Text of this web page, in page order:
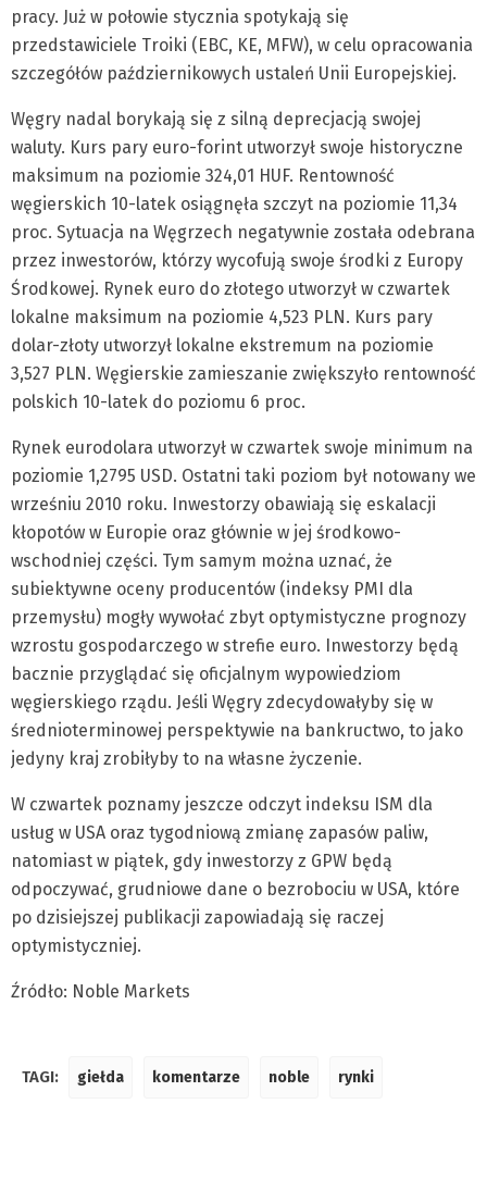
pracy. Już w połowie stycznia spotykają się
przedstawiciele Troiki (EBC, KE, MFW), w celu opracowania
szczegółów październikowych ustaleń Unii Europejskiej.
Węgry nadal borykają się z silną deprecjacją swojej
waluty. Kurs pary euro-forint utworzył swoje historyczne
maksimum na poziomie 324,01 HUF. Rentowność
węgierskich 10-latek osiągnęła szczyt na poziomie 11,34
proc. Sytuacja na Węgrzech negatywnie została odebrana
przez inwestorów, którzy wycofują swoje środki z Europy
Środkowej. Rynek euro do złotego utworzył w czwartek
lokalne maksimum na poziomie 4,523 PLN. Kurs pary
dolar-złoty utworzył lokalne ekstremum na poziomie
3,527 PLN. Węgierskie zamieszanie zwiększyło rentowność
polskich 10-latek do poziomu 6 proc.
Rynek eurodolara utworzył w czwartek swoje minimum na
poziomie 1,2795 USD. Ostatni taki poziom był notowany we
wrześniu 2010 roku. Inwestorzy obawiają się eskalacji
kłopotów w Europie oraz głównie w jej środkowo-
wschodniej części. Tym samym można uznać, że
subiektywne oceny producentów (indeksy PMI dla
przemysłu) mogły wywołać zbyt optymistyczne prognozy
wzrostu gospodarczego w strefie euro. Inwestorzy będą
bacznie przyglądać się oficjalnym wypowiedziom
węgierskiego rządu. Jeśli Węgry zdecydowałyby się w
średnioterminowej perspektywie na bankructwo, to jako
jedyny kraj zrobiłyby to na własne życzenie.
W czwartek poznamy jeszcze odczyt indeksu ISM dla
usług w USA oraz tygodniową zmianę zapasów paliw,
natomiast w piątek, gdy inwestorzy z GPW będą
odpoczywać, grudniowe dane o bezrobociu w USA, które
po dzisiejszej publikacji zapowiadają się raczej
optymistyczniej.
Źródło: Noble Markets
TAGI: giełda komentarze noble rynki